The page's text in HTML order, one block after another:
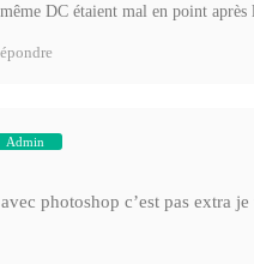
DC étaient mal en point après
Admin
photoshop c’est pas extra